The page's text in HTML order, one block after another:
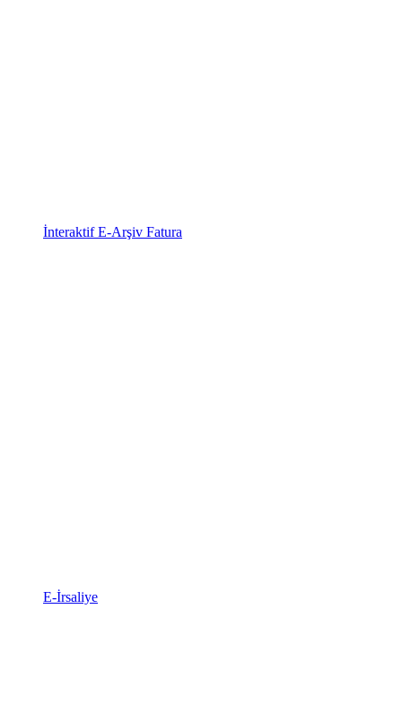
İnteraktif E-Arşiv Fatura
E-İrsaliye